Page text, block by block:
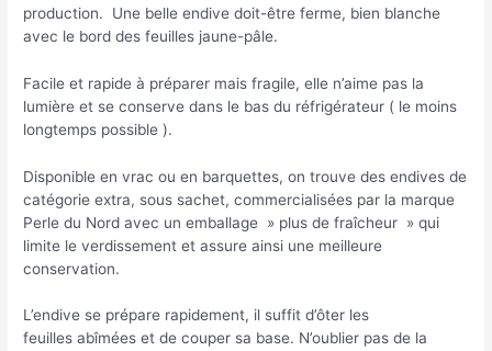
production. Une belle endive doit-être ferme, bien blanche
avec le bord des feuilles jaune-pâle.
Facile et rapide à préparer mais fragile, elle n’aime pas la
lumière et se conserve dans le bas du réfrigérateur ( le moins
longtemps possible ).
Disponible en vrac ou en barquettes, on trouve des endives de
catégorie extra, sous sachet, commercialisées par la marque
Perle du Nord avec un emballage » plus de fraîcheur » qui
limite le verdissement et assure ainsi une meilleure
conservation.
L’endive se prépare rapidement, il suffit d’ôter les
feuilles abîmées et de couper sa base. N’oublier pas de la